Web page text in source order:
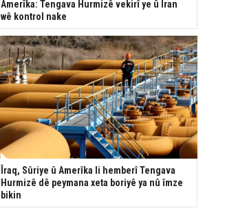
Amerîka: Tengava Hurmizê vekirî ye û Îran
wê kontrol nake
Îraq, Sûriye û Amerîka li hemberî Tengava
Hurmizê dê peymana xeta boriyê ya nû îmze
bikin